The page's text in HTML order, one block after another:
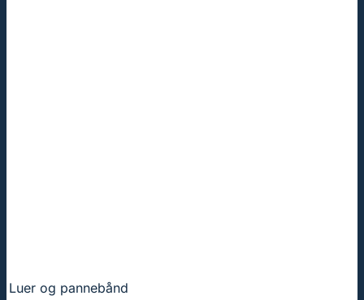
Luer og pannebånd